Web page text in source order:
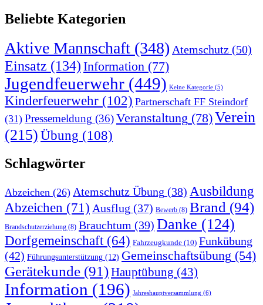
Beliebte Kategorien
Aktive Mannschaft (348) Atemschutz (50)
Einsatz (134) Information (77)
Jugendfeuerwehr (449) Keine Kategorie (5)
Kinderfeuerwehr (102) Partnerschaft FF Steindorf
(31) Pressemeldung (36)Veranstaltung (78)Verein
(215)Übung (108)
Schlagwörter
Abzeichen (26) Atemschutz Übung (38) Ausbildung
Abzeichen (71) Ausflug (37) Bewerb (8) Brand (94)
Brandschutzerziehung (8) Brauchtum (39) Danke (124)
Dorfgemeinschaft (64) Fahrzeugkunde (10) Funkübung
(42) Führungsunterstützung (12) Gemeinschaftsübung (54)
Gerätekunde (91)Hauptübung (43)
Information (196) Jahreshauptversammlung (6)